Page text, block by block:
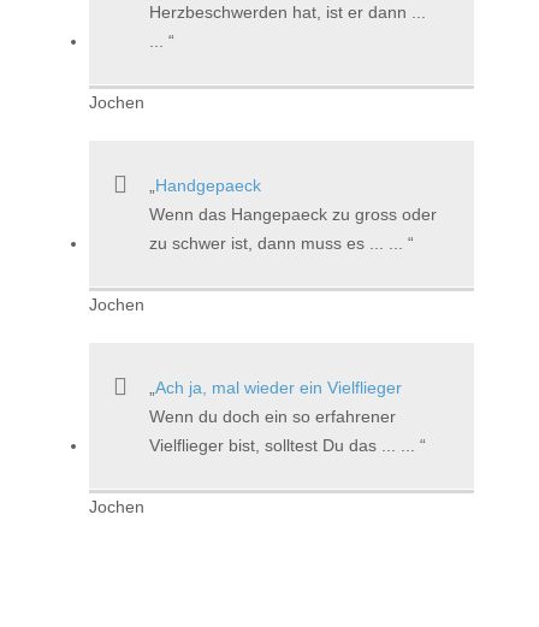
Herzbeschwerden hat, ist er dann ...
Jochen
Handgepaeck
Wenn das Hangepaeck zu gross oder
zu schwer ist, dann muss es ... ...
Jochen
Ach ja, mal wieder ein Vielflieger
Wenn du doch ein so erfahrener
Vielflieger bist, solltest Du das ... ...
Jochen